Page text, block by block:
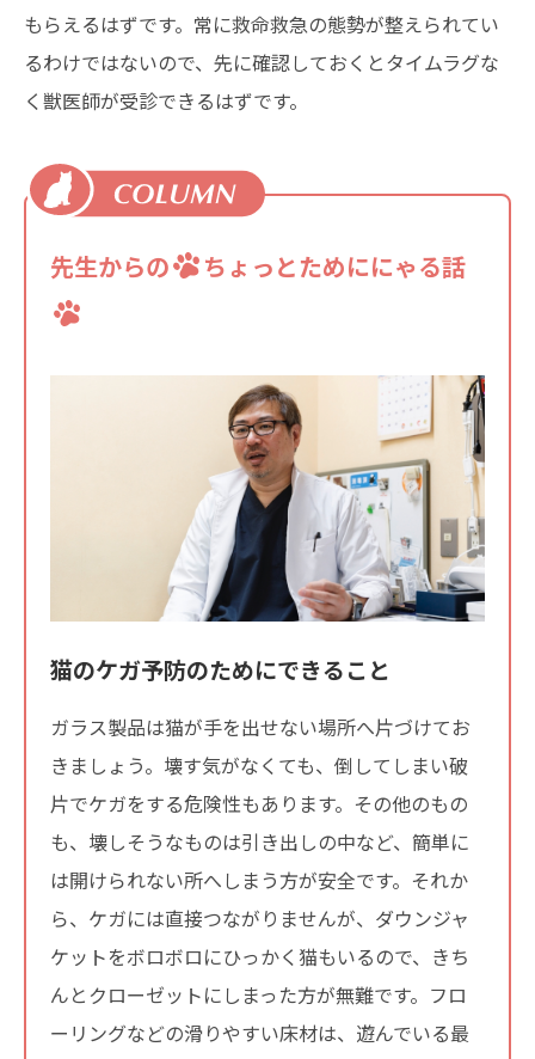
もらえるはずです。常に救命救急の態勢が整えられてい
るわけではないので、先に確認しておくとタイムラグな
く獣医師が受診できるはずです。
先生からの ちょっとためににゃる話
猫のケガ予防のためにできること
ガラス製品は猫が手を出せない場所へ片づけてお
きましょう。壊す気がなくても、倒してしまい破
片でケガをする危険性もあります。その他のもの
も、壊しそうなものは引き出しの中など、簡単に
は開けられない所へしまう方が安全です。それか
ら、ケガには直接つながりませんが、ダウンジャ
ケットをボロボロにひっかく猫もいるので、きち
んとクローゼットにしまった方が無難です。フロ
ーリングなどの滑りやすい床材は、遊んでいる最